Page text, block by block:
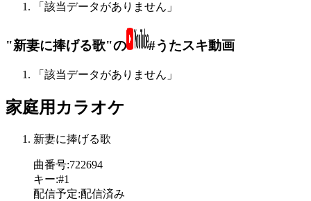
「該当データがありません」
"新妻に捧げる歌"の #うたスキ動画
「該当データがありません」
家庭用カラオケ
新妻に捧げる歌
曲番号:722694
キー:#1
配信予定:配信済み